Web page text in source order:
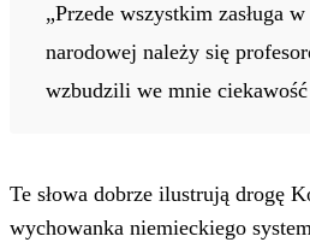
„Przede wszystkim zasługa
narodowej należy się
wzbudzili we mnie
Te słowa dobrze ilustrują drogę
wychowanka niemieckiego